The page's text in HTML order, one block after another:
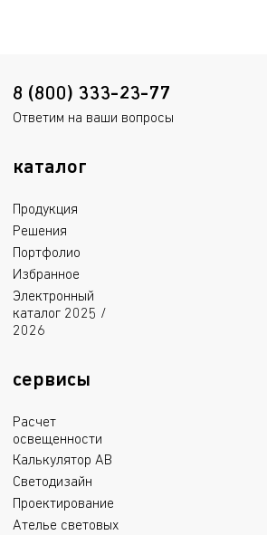
8 (800) 333-23-77
Ответим на ваши вопросы
каталог
Продукция
Решения
Портфолио
Избранное
Электронный
каталог 2025 /
2026
сервисы
Расчет
освещенности
Калькулятор АВ
Светодизайн
Проектирование
Ателье световых